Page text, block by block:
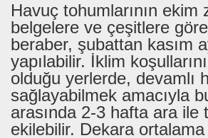
Havuç tohumlarının ekim
belgelere ve çeşitlere
beraber, şubattan kasım
yapılabilir. İklim
olduğu yerlerde, devamlı
sağlayabilmek amacıyla
arasında 2-3 hafta ara ile
ekilebilir. Dekara